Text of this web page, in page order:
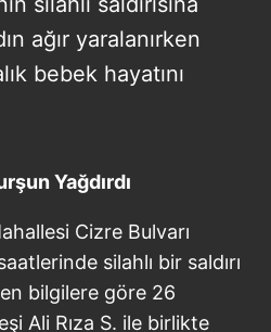
ağır yaralanırken
bebek hayatını
Yağdırdı
Cizre Bulvarı
silahlı bir saldırı
bilgilere göre 26
Ali Rıza S. ile birlikte